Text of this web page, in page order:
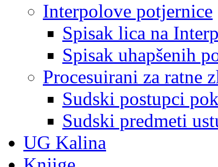
Interpolove potjernice
Spisak lica na
Spisak uhapšenih
Procesuirani za ratne
Sudski postupci
Sudski predmeti
UG Kalina